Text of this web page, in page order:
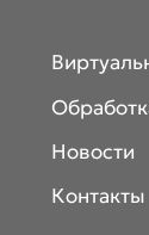
Новости
Контакты